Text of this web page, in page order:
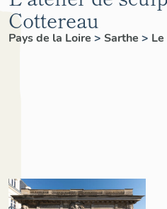
Cottereau
Pays de la Loire > Sarthe >